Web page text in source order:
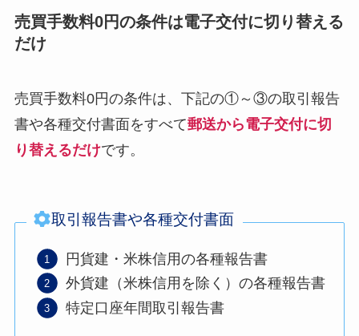
売買手数料0円の条件は電子交付に切り替える
だけ
売買手数料0円の条件は、下記の①～③の取引報告
書や各種交付書面をすべて郵送から電子交付に切
り替えるだけです。
取引報告書や各種交付書面
円貨建・米株信用の各種報告書
外貨建（米株信用を除く）の各種報告書
特定口座年間取引報告書